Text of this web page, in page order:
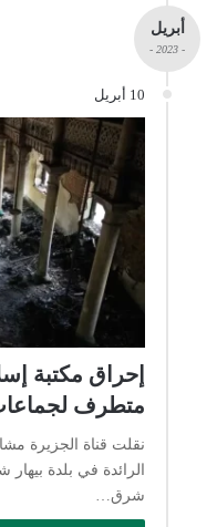
أبريل
- 2023 -
10 أبريل
إحراق مكتبة
متطرف
نقلت قناة الجزيرة
الرائدة في بلدة
شرق…